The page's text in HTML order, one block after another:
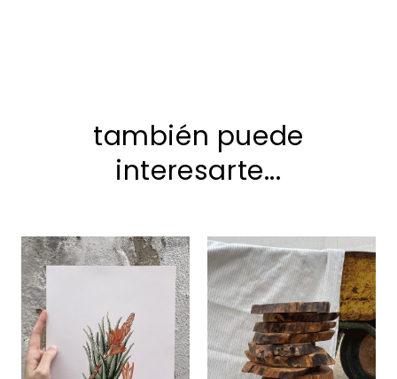
también puede
interesarte...